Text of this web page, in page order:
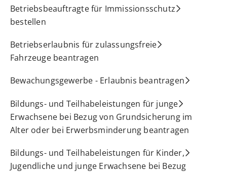
Betriebsbeauftragte für Immissionsschutz
bestellen
Betriebserlaubnis für zulassungsfreie
Fahrzeuge beantragen
Bewachungsgewerbe - Erlaubnis beantragen
Bildungs- und Teilhabeleistungen für junge
Erwachsene bei Bezug von Grundsicherung im
Alter oder bei Erwerbsminderung beantragen
Bildungs- und Teilhabeleistungen für Kinder,
Jugendliche und junge Erwachsene bei Bezug